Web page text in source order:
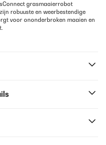
grasmaaierrobot
robuuste en weerbestendige
voor ononderbroken maaien en